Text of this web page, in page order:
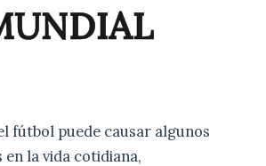
fútbol puede causar algunos
la vida cotidiana,